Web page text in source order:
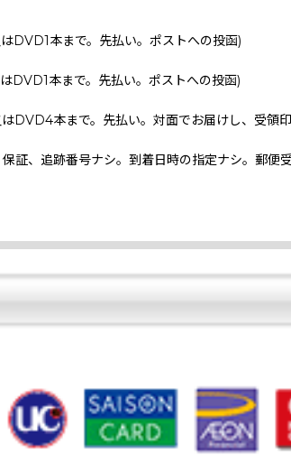
DVD1本まで。先払い。ポストへの投函)
DVD1本まで。先払い。ポストへの投函)
はDVD4本まで。先払い。対面でお届けし、受領
保証、追跡番号ナシ。到着日時の指定ナシ。郵